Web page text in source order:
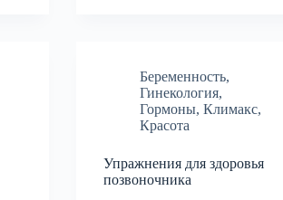
Беременность,
Гинекология,
Гормоны,Климакс,
Красота
Упражнения для здоровья
позвоночника